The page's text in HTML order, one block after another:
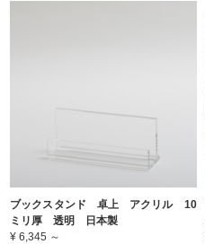
ブックスタンド 卓上 アクリル 10
ミリ厚 透明 日本製
¥ 6,345 ～